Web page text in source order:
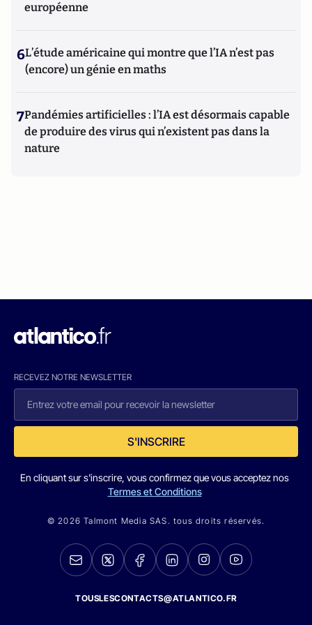
européenne
6L’étude américaine qui montre que l’IA n’est pas
(encore) un génie en maths
7Pandémies artificielles : l’IA est désormais capable
de produire des virus qui n’existent pas dans la
nature
RECEVEZ NOTRE NEWSLETTER
S'INSCRIRE
En cliquant sur s'inscrire, vous confirmez que vous acceptez nos
Termes et Conditions
© 2026 Talmont Media SAS. tous droits réservés.
TOUSLESCONTACTS@ATLANTICO.FR